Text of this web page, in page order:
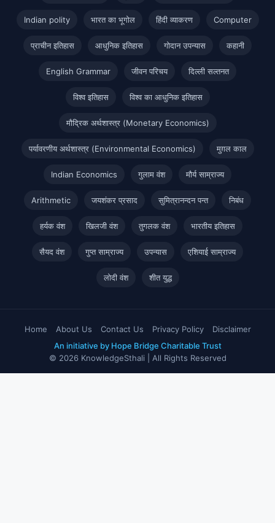
Indian polity भारत का भूगोल हिंदी व्याकरण Computer
प्राचीन इतिहास आधुनिक इतिहास गोदान उपन्यास कहानी
English Grammar जीवन परिचय दिल्ली सल्तनत
विश्व इतिहास विश्व का आधुनिक इतिहास
मौद्रिक अर्थशास्त्र (Monetary Economics)
पर्यावरणीय अर्थशास्त्र (Environmental Economics) मुग़ल काल
Indian Economics गुलाम वंश मौर्य साम्राज्य
Arithmetic जयशंकर प्रसाद सुमित्रानन्दन पन्त निबंध
हर्यक वंश खिलजी वंश तुगलक वंश भारतीय इतिहास
सैयद वंश गुप्त साम्राज्य उपन्यास एशियाई साम्राज्य
लोदी वंश शीत युद्ध
Home About Us Contact Us Privacy Policy
Disclaimer
An initiative by Hope Bridge Charitable Trust
© 2026 KnowledgeSthali | All Rights Reserved